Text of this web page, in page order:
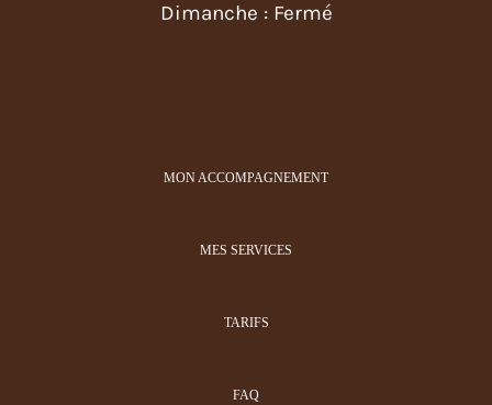
Dimanche : Fermé
MON ACCOMPAGNEMENT
MES SERVICES
TARIFS
FAQ